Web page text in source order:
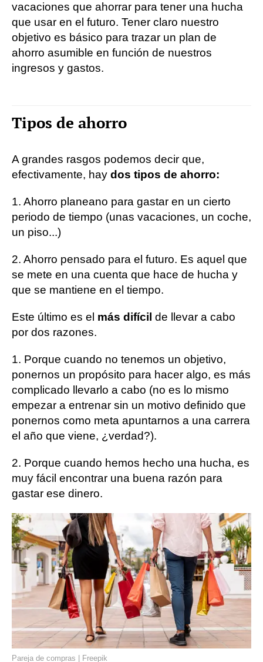
vacaciones que ahorrar para tener una hucha
que usar en el futuro. Tener claro nuestro
objetivo es básico para trazar un plan de
ahorro asumible en función de nuestros
ingresos y gastos.
Tipos de ahorro
A grandes rasgos podemos decir que,
efectivamente, hay dos tipos de ahorro:
1. Ahorro planeano para gastar en un cierto
periodo de tiempo (unas vacaciones, un coche,
un piso...)
2. Ahorro pensado para el futuro. Es aquel que
se mete en una cuenta que hace de hucha y
que se mantiene en el tiempo.
Este último es el más difícil de llevar a cabo
por dos razones.
1. Porque cuando no tenemos un objetivo,
ponernos un propósito para hacer algo, es más
complicado llevarlo a cabo (no es lo mismo
empezar a entrenar sin un motivo definido que
ponernos como meta apuntarnos a una carrera
el año que viene, ¿verdad?).
2. Porque cuando hemos hecho una hucha, es
muy fácil encontrar una buena razón para
gastar ese dinero.
Pareja de compras | Freepik